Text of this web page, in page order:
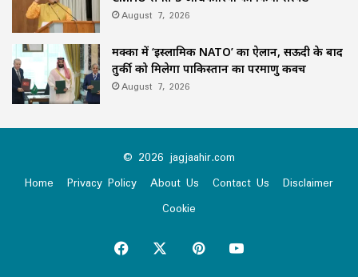
August 7, 2026
मक्का में ‘इस्लामिक NATO’ का ऐलान, सऊदी के बाद
तुर्की को मिलेगा पाकिस्तान का परमाणु कवच
August 7, 2026
© 2026 jagjaahir.com
Home
Privacy Policy About Us Contact Us
Disclaimer
Cookie
Facebook PinterestYouTube